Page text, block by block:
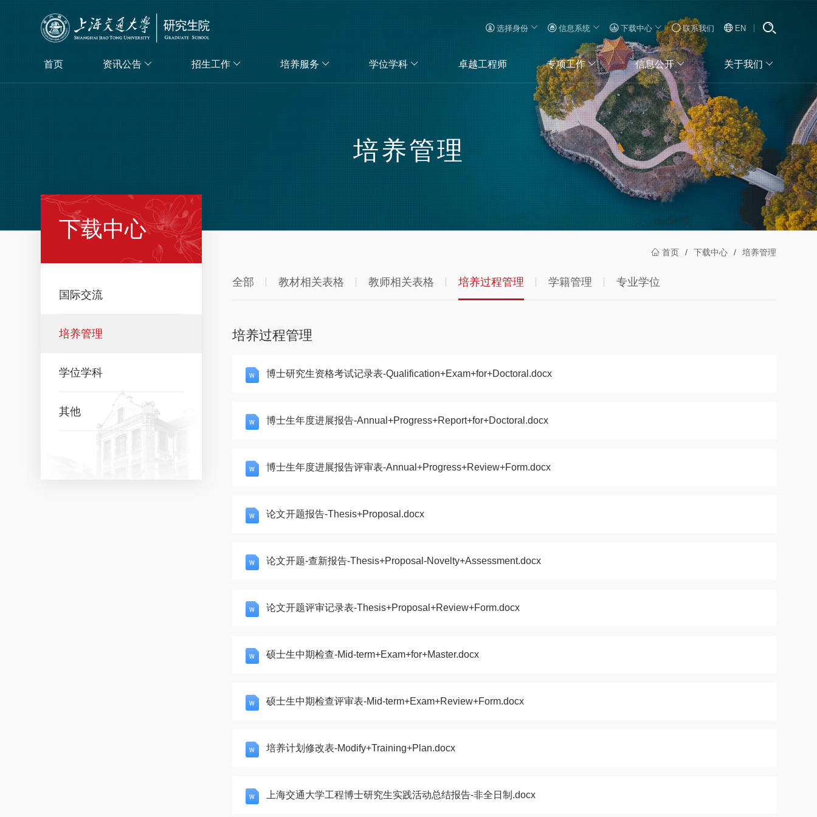
选择身份 信息系统 下载中心 联系我们 EN
首页 资讯公告 招生工作 培养服务 学位学科 卓越工程师 专项工作 信息公开 关于我们
培养管理
首页 / 下载中心 / 培养管理
下载中心
国际交流
培养管理
学位学科
其他
全部 教材相关表格 教师相关表格 培养过程管理 学籍管理 专业学位
培养过程管理
博士研究生资格考试记录表-Qualification+Exam+for+Doctoral.docx
博士生年度进展报告-Annual+Progress+Report+for+Doctoral.docx
博士生年度进展报告评审表-Annual+Progress+Review+Form.docx
论文开题报告-Thesis+Proposal.docx
论文开题-查新报告-Thesis+Proposal-Novelty+Assessment.docx
论文开题评审记录表-Thesis+Proposal+Review+Form.docx
硕士生中期检查-Mid-term+Exam+for+Master.docx
硕士生中期检查评审表-Mid-term+Exam+Review+Form.docx
培养计划修改表-Modify+Training+Plan.docx
上海交通大学工程博士研究生实践活动总结报告-非全日制.docx